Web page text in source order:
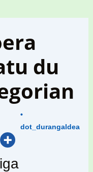
du
•
dot_durangaldea